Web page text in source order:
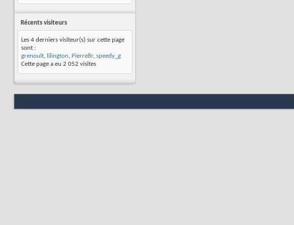
Récents visiteurs
Les 4 derniers visiteur(s) sur cette page
sont :
grenoult, lilington, Pierre8r, speedy_g
Cette page a eu 2 052 visites